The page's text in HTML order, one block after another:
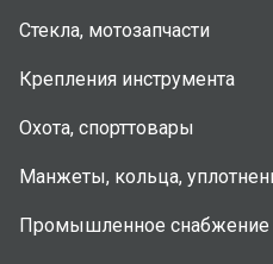
Стекла, мотозапчасти
Крепления инструмента
Охота, спорттовары
Манжеты, кольца,
Промышленное снабжение